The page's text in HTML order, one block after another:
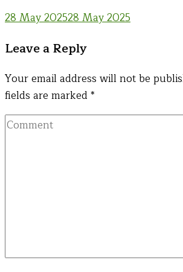
28 May 202528 May 2025
Leave a Reply
Your email address will not be
fields are marked *
Comment